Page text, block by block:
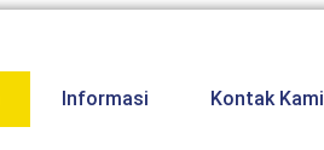
Informasi Kontak Kami